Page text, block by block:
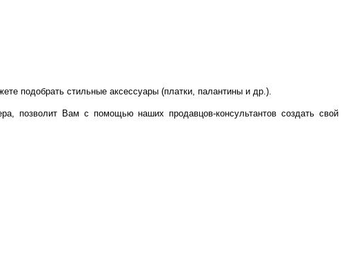
подобрать стильные аксессуары (платки, палантины и др.).
позволит Вам с помощью наших продавцов-консультантов создать свой